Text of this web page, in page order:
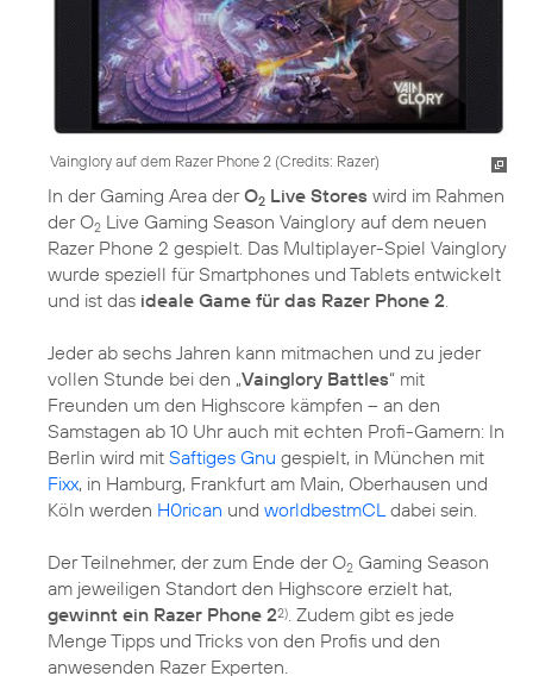
Vainglory auf dem Razer Phone 2 (Credits: Razer)
In der Gaming Area derO2 Live Stores wird im Rahmen
der O2 Live Gaming Season Vainglory auf dem neuen
Razer Phone 2 gespielt. Das Multiplayer-Spiel Vainglory
wurde speziell für Smartphones und Tablets entwickelt
und ist das ideale Game für das Razer Phone 2
Jeder ab sechs Jahren kann mitmachen und zu jeder
vollen Stunde bei den „Vainglory Battles“ mit
Freunden um den Highscore kämpfen – an den
Samstagen ab 10 Uhr auch mit echten Profi-Gamern: In
Berlin wird mit Saftiges Gnu gespielt, in München mit
Fixx, in Hamburg, Frankfurt am Main, Oberhausen und
Köln werden H0rican und worldbestmCL dabei sein.
Der Teilnehmer, der zum Ende der O2 Gaming Season
am jeweiligen Standort den Highscore erzielt hat,
gewinnt ein Razer Phone 22) . Zudem gibt es jede
Menge Tipps und Tricks von den Profis und den
anwesenden Razer Experten.